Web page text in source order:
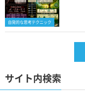
自発的な思考テクニック
サイト内検索